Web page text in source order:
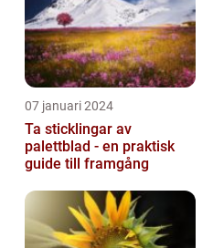
07 januari 2024
Ta sticklingar av
palettblad - en praktisk
guide till framgång